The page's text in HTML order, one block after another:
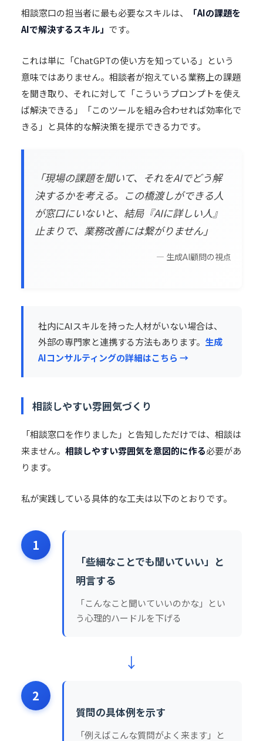
相談窓口の担当者に最も必要なスキルは、
「AIの課題を
AIで解決するスキル」 です。
これは単に「ChatGPTの使い方を知っている」という
意味ではありません。相談者が抱えている業務上の課題
を聞き取り、それに対して「こういうプロンプトを使え
ば解決できる」「このツールを組み合わせれば効率化で
きる」と具体的な解決策を提示できる力です。
「現場の課題を聞いて、それをAIでどう解
決するかを考える。この橋渡しができる人
が窓口にいないと、結局『AIに詳しい人』
止まりで、業務改善には繋がりません」
— 生成AI顧問の視点
社内にAIスキルを持った人材がいない場合は、
外部の専門家と連携する方法もあります。 生成
AIコンサルティングの詳細はこちら →
相談しやすい雰囲気づくり
「相談窓口を作りました」と告知しただけでは、相談は
来ません。 相談しやすい雰囲気を意図的に作る必要があ
ります。
私が実践している具体的な工夫は以下のとおりです。
1
「些細なことでも聞いていい」と
明言する
「こんなこと聞いていいのかな」とい
う心理的ハードルを下げる
↓
2
質問の具体例を示す
「例えばこんな質問がよく来ます」と